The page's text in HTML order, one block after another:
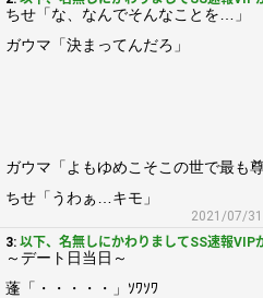
ちせ「な、なんでそんなことを…」
ガウマ「決まってんだろ」
ガウマ「よもゆめこそこの世で最も尊
ちせ「うわぁ…キモ」
2021/07/
3: 以下、名無しにかわりましてSS速報VIP
～デート日当日～
蓬「・・・・・」ｿﾜｿﾜ